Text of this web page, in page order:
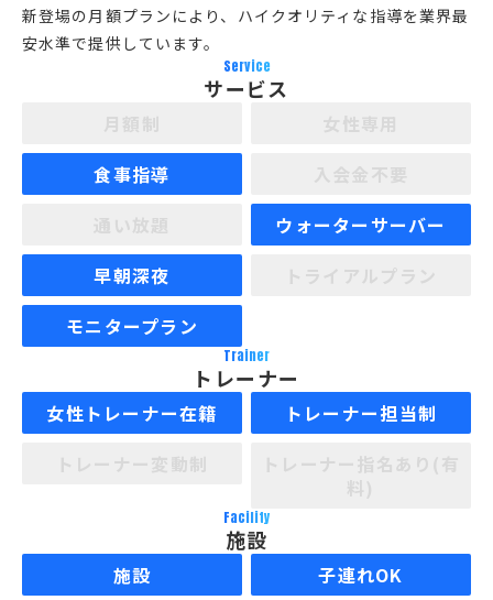
新登場の月額プランにより、ハイクオリティな指導を業界最
安水準で提供しています。
Service
サービス
食事指導
ウォーターサーバー
早朝深夜
モニタープラン
Trainer
トレーナー
女性トレーナー在籍
トレーナー担当制
Facility
施設
施設
子連れOK